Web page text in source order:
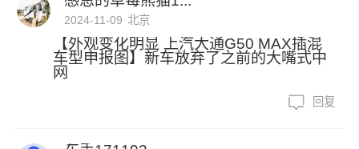
2024-11-09 北京
【外观变化明显 上汽大通G50 MAX插混
车型申报图】新车放弃了之前的大嘴式中
网
回复